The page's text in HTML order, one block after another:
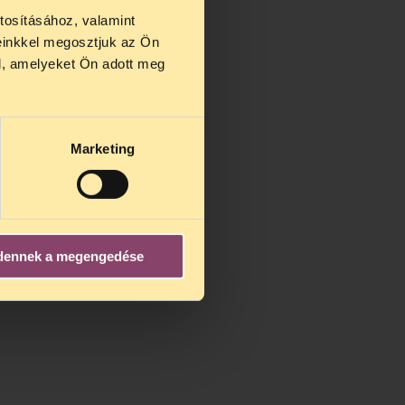
valamint
megosztjuk az Ön
amelyeket Ön adott meg
Marketing
a megengedése
27 és
25-én